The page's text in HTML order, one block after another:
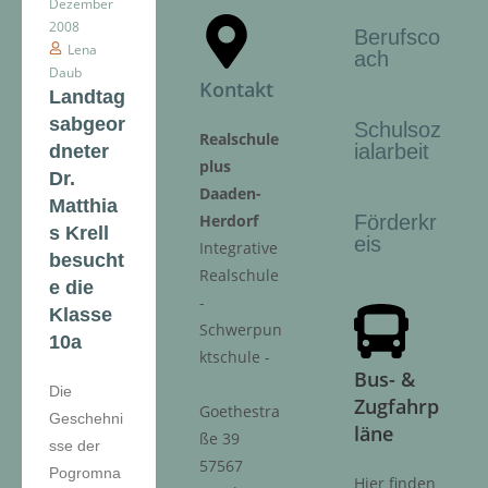
Kontakt
Realschule
plus
Daaden-
Herdorf
Integrative
Realschule
-
Schwerpun
ktschule -
Goethestra
ße 39
57567
Dezember
2008
Lena
Daub
Landtag
sabgeor
dneter
Dr.
Matthia
s Krell
besucht
e die
Klasse
10a
Die
Geschehni
sse der
Pogromna
Berufsco
ach
Schulsoz
ialarbeit
Förderkr
eis
Bus- &
Zugfahrp
läne
Hier finden